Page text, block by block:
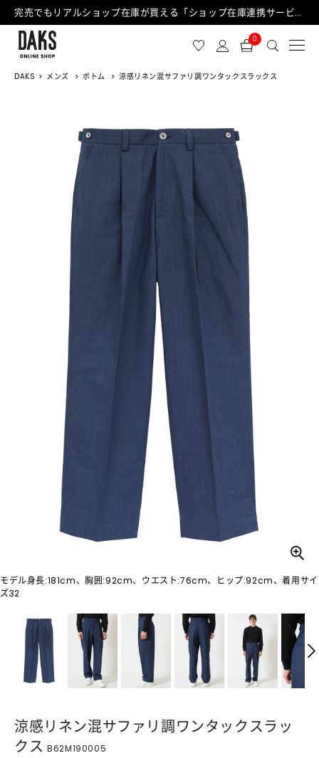
完売でもリアルショップ在庫が買える「ショップ在庫連携サービス」が日中もご利用可能になりました！
0
DAKS メンズ ボトム 涼感リネン混サファリ調ワンタックスラックス
モデル身長:181cm、胸囲:92cm、ウエスト:76cm、ヒップ:92cm、着用サイ
ズ32
涼感リネン混サファリ調ワンタックスラッ
クス B62M190005